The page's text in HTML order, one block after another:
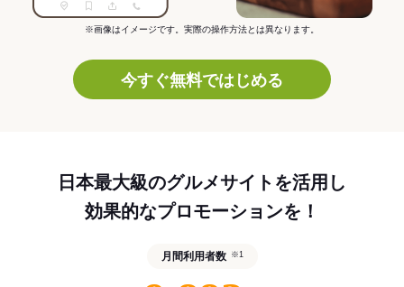
※画像はイメージです。実際の操作方法とは異なります。
今すぐ無料ではじめる
日本最大級のグルメサイトを活用し
効果的なプロモーションを！
月間利用者数 ※1